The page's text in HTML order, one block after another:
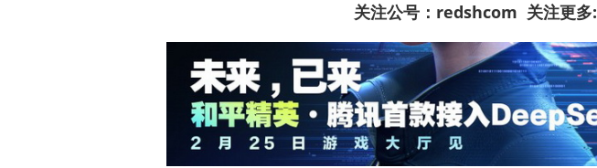
关注公号：redshcom 关注更多: